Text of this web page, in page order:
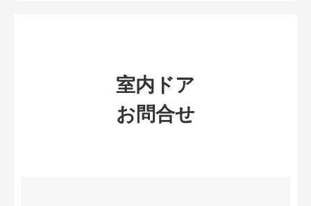
室内ドア
お問合せ